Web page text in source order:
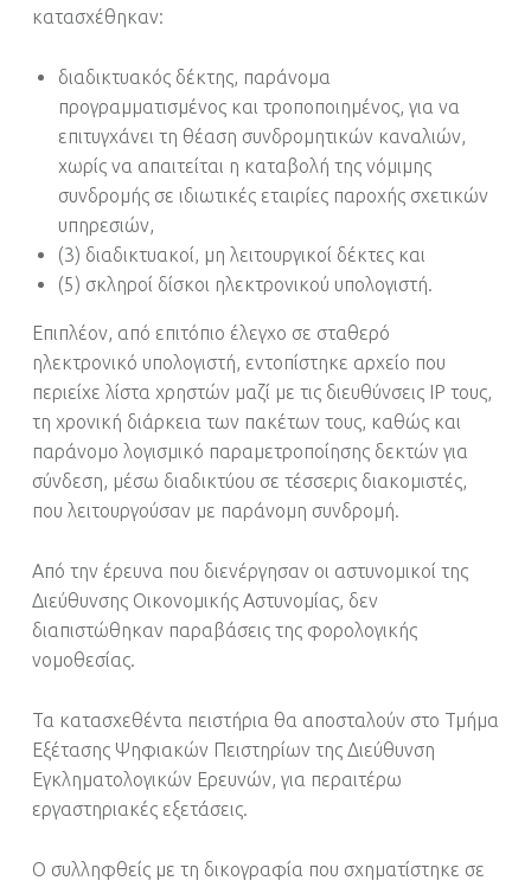
κατασχέθηκαν:
διαδικτυακός δέκτης, παράνομα
προγραμματισμένος και τροποποιημένος, για να
επιτυγχάνει τη θέαση συνδρομητικών καναλιών,
χωρίς να απαιτείται η καταβολή της νόμιμης
συνδρομής σε ιδιωτικές εταιρίες παροχής σχετικών
υπηρεσιών,
(3) διαδικτυακοί, μη λειτουργικοί δέκτες και
(5) σκληροί δίσκοι ηλεκτρονικού υπολογιστή.
Επιπλέον, από επιτόπιο έλεγχο σε σταθερό
ηλεκτρονικό υπολογιστή, εντοπίστηκε αρχείο που
περιείχε λίστα χρηστών μαζί με τις διευθύνσεις ΙP τους,
τη χρονική διάρκεια των πακέτων τους, καθώς και
παράνομο λογισμικό παραμετροποίησης δεκτών για
σύνδεση, μέσω διαδικτύου σε τέσσερις διακομιστές,
που λειτουργούσαν με παράνομη συνδρομή.
Από την έρευνα που διενέργησαν οι αστυνομικοί της
Διεύθυνσης Οικονομικής Αστυνομίας, δεν
διαπιστώθηκαν παραβάσεις της φορολογικής
νομοθεσίας.
Τα κατασχεθέντα πειστήρια θα αποσταλούν στο Τμήμα
Εξέτασης Ψηφιακών Πειστηρίων της Διεύθυνση
Εγκληματολογικών Ερευνών, για περαιτέρω
εργαστηριακές εξετάσεις.
Ο συλληφθείς με τη δικογραφία που σχηματίστηκε σε